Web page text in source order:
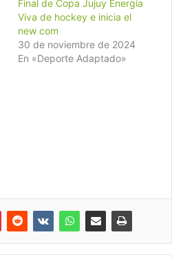
Final de Copa Jujuy Energía
Viva de hockey e inicia el
new com
30 de noviembre de 2024
En «Deporte Adaptado»